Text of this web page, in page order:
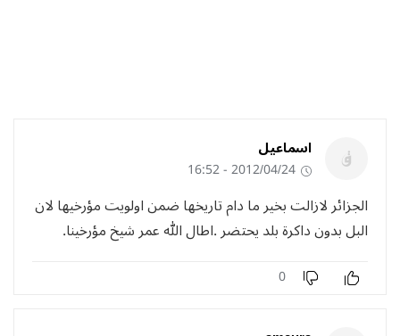
اسماعيل
2012/04/24 - 16:52
الجزائر لازالت بخير ما دام تاريخها ضمن اولويت مؤرخيها لان
البل بدون داكرة بلد يحتضر .اطال الله عمر شيخ مؤرخينا.
0